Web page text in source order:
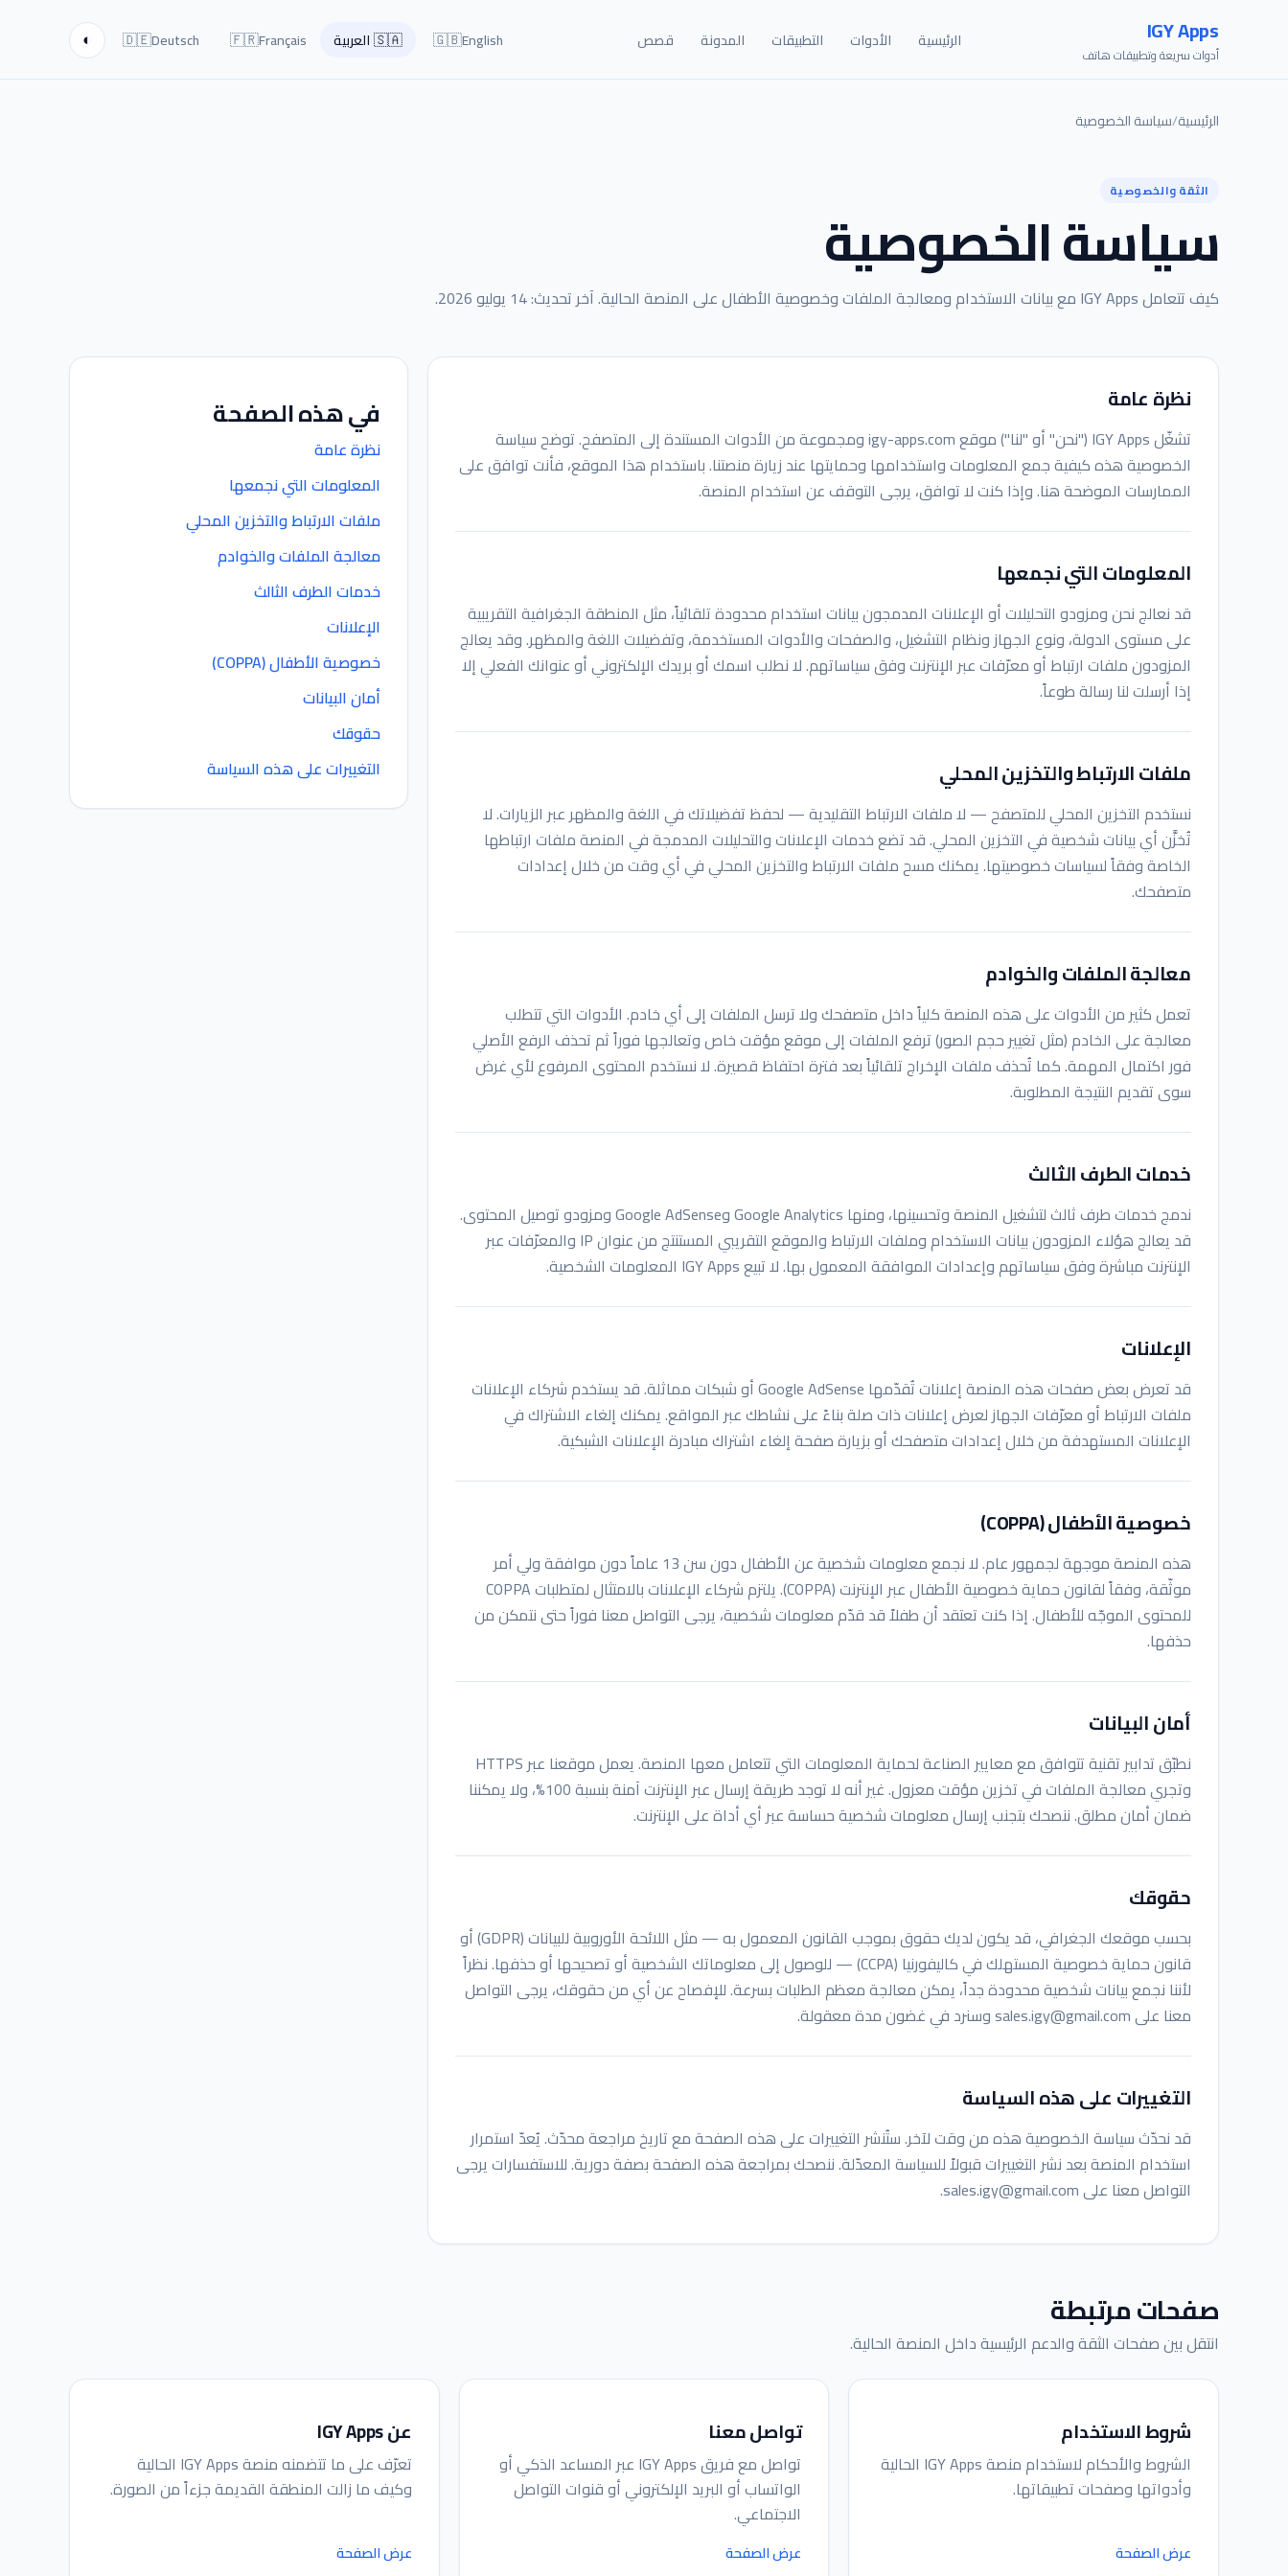
IGY Apps
أدوات سريعة وتطبيقات هاتف
الرئيسية الأدوات التطبيقات المدونة قصص 🇬🇧English
🇸🇦العربية 🇫🇷Français
🇩🇪Deutsch
◐
الرئيسية/سياسة الخصوصية
الثقة والخصوصية
سياسة الخصوصية
كيف تتعامل IGY Apps مع بيانات الاستخدام ومعالجة الملفات وخصوصية الأطفال على المنصة الحالية. آخر تحديث: 14 يوليو 2026.
نظرة عامة
تشغّل IGY Apps ("نحن" أو "لنا") موقع igy-apps.com ومجموعة من الأدوات المستندة إلى المتصفح. توضح سياسة
الخصوصية هذه كيفية جمع المعلومات واستخدامها وحمايتها عند زيارة منصتنا. باستخدام هذا الموقع، فأنت توافق على
الممارسات الموضحة هنا. وإذا كنت لا توافق، يرجى التوقف عن استخدام المنصة.
المعلومات التي نجمعها
قد نعالج نحن ومزودو التحليلات أو الإعلانات المدمجون بيانات استخدام محدودة تلقائياً، مثل المنطقة الجغرافية التقريبية
على مستوى الدولة، ونوع الجهاز ونظام التشغيل، والصفحات والأدوات المستخدمة، وتفضيلات اللغة والمظهر. وقد يعالج
المزودون ملفات ارتباط أو معرّفات عبر الإنترنت وفق سياساتهم. لا نطلب اسمك أو بريدك الإلكتروني أو عنوانك الفعلي إلا
إذا أرسلت لنا رسالة طوعاً.
ملفات الارتباط والتخزين المحلي
نستخدم التخزين المحلي للمتصفح — لا ملفات الارتباط التقليدية — لحفظ تفضيلاتك في اللغة والمظهر عبر الزيارات. لا
تُخزَّن أي بيانات شخصية في التخزين المحلي. قد تضع خدمات الإعلانات والتحليلات المدمجة في المنصة ملفات ارتباطها
الخاصة وفقاً لسياسات خصوصيتها. يمكنك مسح ملفات الارتباط والتخزين المحلي في أي وقت من خلال إعدادات
متصفحك.
معالجة الملفات والخوادم
تعمل كثير من الأدوات على هذه المنصة كلياً داخل متصفحك ولا ترسل الملفات إلى أي خادم. الأدوات التي تتطلب
معالجة على الخادم (مثل تغيير حجم الصور) ترفع الملفات إلى موقع مؤقت خاص وتعالجها فوراً ثم تحذف الرفع الأصلي
فور اكتمال المهمة. كما تُحذف ملفات الإخراج تلقائياً بعد فترة احتفاظ قصيرة. لا نستخدم المحتوى المرفوع لأي غرض
سوى تقديم النتيجة المطلوبة.
خدمات الطرف الثالث
ندمج خدمات طرف ثالث لتشغيل المنصة وتحسينها، ومنها Google Analytics وGoogle AdSense ومزودو توصيل المحتوى.
قد يعالج هؤلاء المزودون بيانات الاستخدام وملفات الارتباط والموقع التقريبي المستنتج من عنوان IP والمعرّفات عبر
الإنترنت مباشرة وفق سياساتهم وإعدادات الموافقة المعمول بها. لا تبيع IGY Apps المعلومات الشخصية.
الإعلانات
قد تعرض بعض صفحات هذه المنصة إعلانات تُقدّمها Google AdSense أو شبكات مماثلة. قد يستخدم شركاء الإعلانات
ملفات الارتباط أو معرّفات الجهاز لعرض إعلانات ذات صلة بناءً على نشاطك عبر المواقع. يمكنك إلغاء الاشتراك في
الإعلانات المستهدفة من خلال إعدادات متصفحك أو بزيارة صفحة إلغاء اشتراك مبادرة الإعلانات الشبكية.
خصوصية الأطفال (COPPA)
هذه المنصة موجهة لجمهور عام. لا نجمع معلومات شخصية عن الأطفال دون سن 13 عاماً دون موافقة ولي أمر
موثّقة، وفقاً لقانون حماية خصوصية الأطفال عبر الإنترنت (COPPA). يلتزم شركاء الإعلانات بالامتثال لمتطلبات COPPA
للمحتوى الموجّه للأطفال. إذا كنت تعتقد أن طفلاً قد قدّم معلومات شخصية، يرجى التواصل معنا فوراً حتى نتمكن من
حذفها.
أمان البيانات
نطبّق تدابير تقنية تتوافق مع معايير الصناعة لحماية المعلومات التي تتعامل معها المنصة. يعمل موقعنا عبر HTTPS
وتجري معالجة الملفات في تخزين مؤقت معزول. غير أنه لا توجد طريقة إرسال عبر الإنترنت آمنة بنسبة 100%، ولا يمكننا
ضمان أمان مطلق. ننصحك بتجنب إرسال معلومات شخصية حساسة عبر أي أداة على الإنترنت.
حقوقك
بحسب موقعك الجغرافي، قد يكون لديك حقوق بموجب القانون المعمول به — مثل اللائحة الأوروبية للبيانات (GDPR) أو
قانون حماية خصوصية المستهلك في كاليفورنيا (CCPA) — للوصول إلى معلوماتك الشخصية أو تصحيحها أو حذفها. نظراً
لأننا نجمع بيانات شخصية محدودة جداً، يمكن معالجة معظم الطلبات بسرعة. للإفصاح عن أي من حقوقك، يرجى التواصل
معنا علىsales.igy@gmail.comوسنرد في غضون مدة معقولة.
التغييرات على هذه السياسة
قد نحدّث سياسة الخصوصية هذه من وقت لآخر. ستُنشر التغييرات على هذه الصفحة مع تاريخ مراجعة محدّث. يُعدّ استمرار
استخدام المنصة بعد نشر التغييرات قبولاً للسياسة المعدّلة. ننصحك بمراجعة هذه الصفحة بصفة دورية. للاستفسارات يرجى
التواصل معنا علىsales.igy@gmail.com
.
في هذه الصفحة
نظرة عامة
المعلومات التي نجمعها
ملفات الارتباط والتخزين المحلي
معالجة الملفات والخوادم
خدمات الطرف الثالث
الإعلانات
خصوصية الأطفال (COPPA)
أمان البيانات
حقوقك
التغييرات على هذه السياسة
صفحات مرتبطة
انتقل بين صفحات الثقة والدعم الرئيسية داخل المنصة الحالية.
شروط الاستخدام
الشروط والأحكام لاستخدام منصة IGY Apps الحالية
وأدواتها وصفحات تطبيقاتها.
عرض الصفحة
تواصل معنا
تواصل مع فريق IGY Apps عبر المساعد الذكي أو
الواتساب أو البريد الإلكتروني أو قنوات التواصل
الاجتماعي.
عرض الصفحة
عن IGY Apps
تعرّف على ما تتضمنه منصة IGY Apps الحالية
وكيف ما زالت المنطقة القديمة جزءاً من الصورة.
عرض الصفحة